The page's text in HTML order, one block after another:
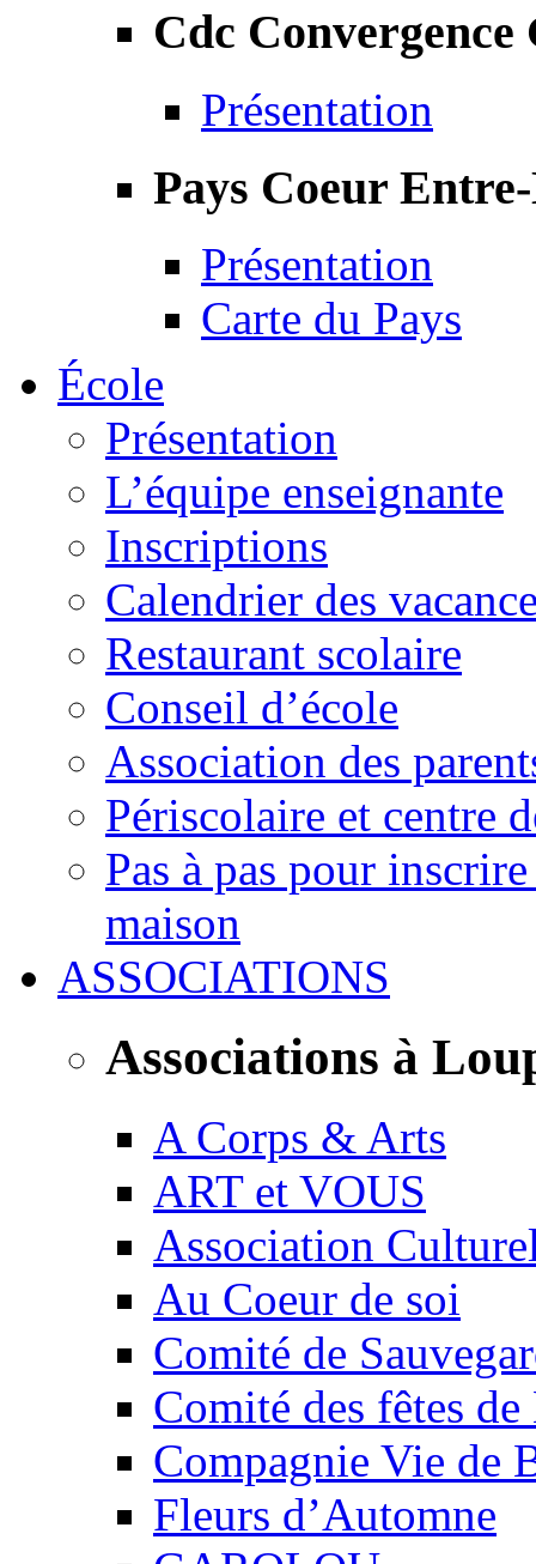
Cdc Convergence
Présentation
Pays Coeur
Présentation
Carte du Pays
École
Présentation
L’équipe enseignante
Inscriptions
Calendrier des
Restaurant scolaire
Conseil d’école
Association des
Périscolaire et centre
Pas à pas pour
maison
ASSOCIATIONS
Associations à
A Corps & Arts
ART et VOUS
Association
Au Coeur de soi
Comité de
Comité des fêtes
Compagnie Vie de
Fleurs d’Automne